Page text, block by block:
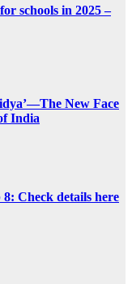
schools in 2025 –
New Face
India
Check details here